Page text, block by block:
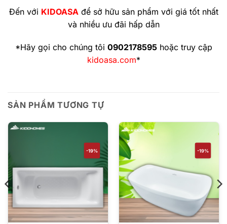
Đến với KIDOASA để sở hữu sản phẩm với giá tốt nhất
và nhiều ưu đãi hấp dẫn
*Hãy gọi cho chúng tôi 0902178595hoặc truy cập
kidoasa.com*
SẢN PHẨM TƯƠNG TỰ
-19% -19%